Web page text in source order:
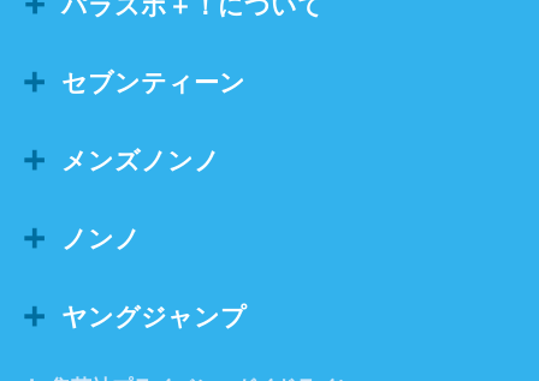
セブンティーン
メンズノンノ
ノンノ
ヤングジャンプ